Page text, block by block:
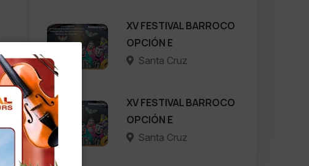
XV FESTIVAL BARROCO
OPCIÓN E
Santa Cruz
XV FESTIVAL BARROCO
OPCIÓN E
Santa Cruz